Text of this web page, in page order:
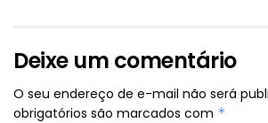
Deixe um comentário
O seu endereço de e-mail não será
obrigatórios são marcados com *